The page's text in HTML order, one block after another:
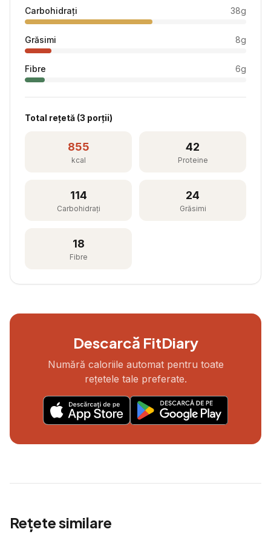
Carbohidrați 38g
Grăsimi 8g
Fibre 6g
Total rețetă (3 porții)
855
kcal
42
Proteine
114
Carbohidrați
24
Grăsimi
18
Fibre
Descarcă FitDiary
Numără caloriile automat pentru toate
rețetele tale preferate.
Rețete similare